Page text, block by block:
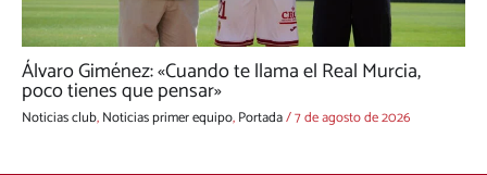
Álvaro Giménez: «Cuando te llama el Real Murcia,
poco tienes que pensar»
Noticias club,Noticias primer equipo,Portada/7 de agosto de 2026